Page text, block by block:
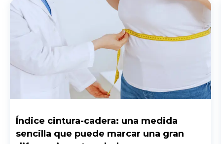
Índice cintura-cadera: una medida
sencilla que puede marcar una gran